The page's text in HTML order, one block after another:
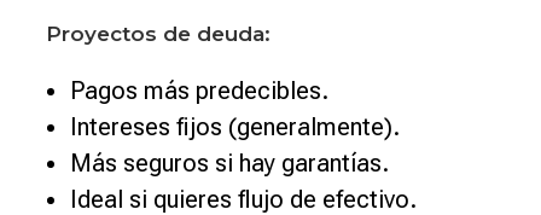
Proyectos de deuda:
Pagos más predecibles.
Intereses fijos (generalmente).
Más seguros si hay garantías.
Ideal si quieres flujo de efectivo.